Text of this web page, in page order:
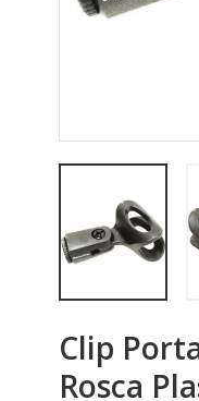
Clip
Rosca